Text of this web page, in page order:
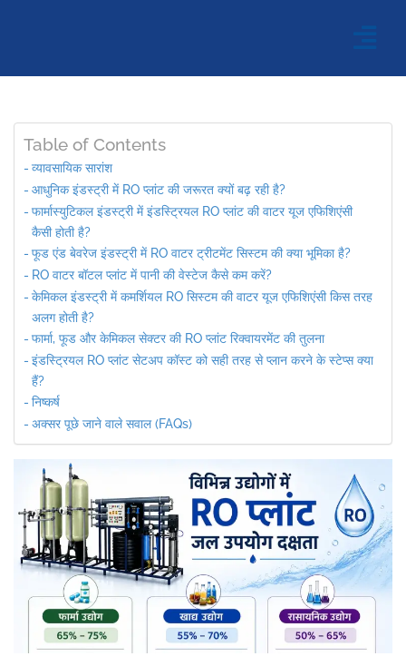
Table of Contents
व्यावसायिक सारांश
आधुनिक इंडस्ट्री में RO प्लांट की जरूरत क्यों बढ़ रही है?
फार्मास्युटिकल इंडस्ट्री में इंडस्ट्रियल RO प्लांट की वाटर यूज एफिशिएंसी
कैसी होती है?
फूड एंड बेवरेज इंडस्ट्री में RO वाटर ट्रीटमेंट सिस्टम की क्या भूमिका है?
RO वाटर बॉटल प्लांट में पानी की वेस्टेज कैसे कम करें?
केमिकल इंडस्ट्री में कमर्शियल RO सिस्टम की वाटर यूज एफिशिएंसी किस तरह
अलग होती है?
फार्मा, फूड और केमिकल सेक्टर की RO प्लांट रिक्वायरमेंट की तुलना
इंडस्ट्रियल RO प्लांट सेटअप कॉस्ट को सही तरह से प्लान करने के स्टेप्स क्या
हैं?
निष्कर्ष
अक्सर पूछे जाने वाले सवाल (FAQs)